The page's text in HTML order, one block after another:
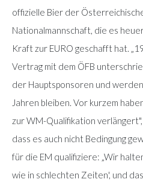
offizielle Bier der
Nationalmannschaft, die es
Kraft zur EURO geschafft hat.
Vertrag mit dem ÖFB
der Hauptsponsoren und
Jahren bleiben. Vor kurzem
zur WM-Qualifikation
dass es auch nicht Bedingung
für die EM qualifiziere: „Wir
wie in schlechten Zeiten', und